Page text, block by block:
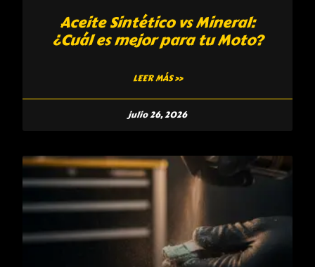
Aceite Sintético vs Mineral:
¿Cuál es mejor para tu Moto?
LEER MÁS »
julio 26, 2026